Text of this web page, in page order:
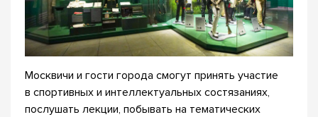
Москвичи и гости города смогут принять участие
в спортивных и интеллектуальных состязаниях,
послушать лекции, побывать на тематических